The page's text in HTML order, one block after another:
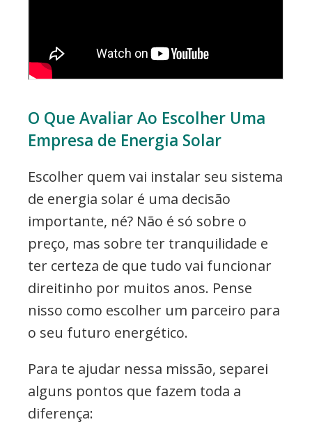
O Que Avaliar Ao Escolher Uma
Empresa de Energia Solar
Escolher quem vai instalar seu sistema
de energia solar é uma decisão
importante, né? Não é só sobre o
preço, mas sobre ter tranquilidade e
ter certeza de que tudo vai funcionar
direitinho por muitos anos. Pense
nisso como escolher um parceiro para
o seu futuro energético.
Para te ajudar nessa missão, separei
alguns pontos que fazem toda a
diferença: